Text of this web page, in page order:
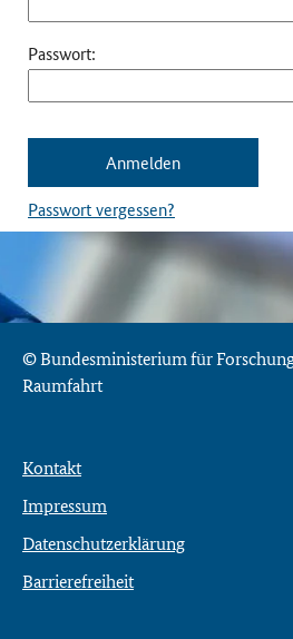
Passwort:
Passwort vergessen?
© Bundesministerium für
Raumfahrt
Kontakt
Impressum
Datenschutzerklärung
Barrierefreiheit